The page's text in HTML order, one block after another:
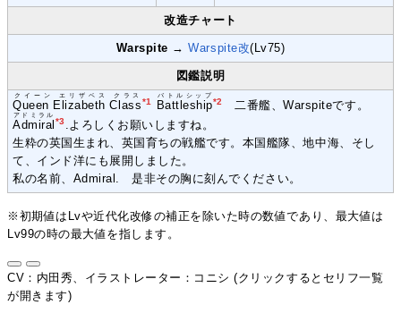
改造チャート
Warspite →Warspite改(Lv75)
図鑑説明
Queen Elizabeth Class
クイーン エリザベス クラス
*1 Battleship
バトルシップ
*2
二番艦、Warspiteです。
Admiral
アドミラル
*3.よろしくお願いしますね。
生粋の英国生まれ、英国育ちの戦艦です。本国艦隊、地中海、そし
て、インド洋にも展開しました。
私の名前、Admiral. 是非その胸に刻んでください。
※初期値はLvや近代化改修の補正を除いた時の数値であり、最大値は
Lv99の時の最大値を指します。
CV：内田秀、イラストレーター：コニシ (クリックするとセリフ一覧
が開きます)